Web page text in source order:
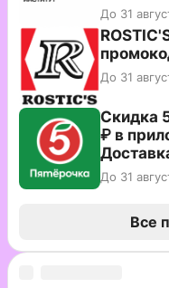
До 31
До 31
Скидка
₽ в
До 31
Все